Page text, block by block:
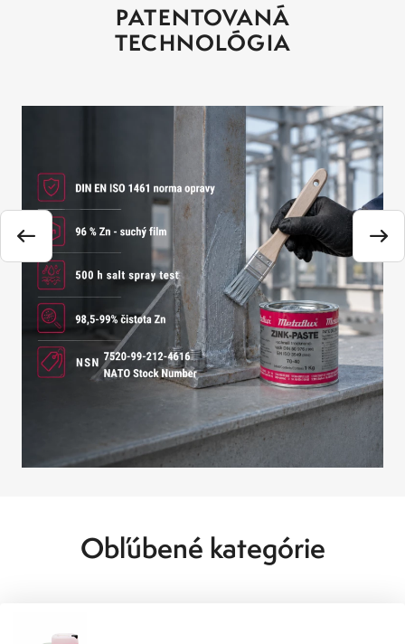
PATENTOVANÁ
TECHNOLÓGIA
Obľúbené kategórie